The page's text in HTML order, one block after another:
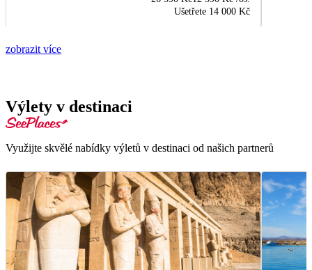
Ušetřete 14 000 Kč
zobrazit více
Výlety v destinaci
Využijte skvělé nabídky výletů v destinaci od našich partnerů